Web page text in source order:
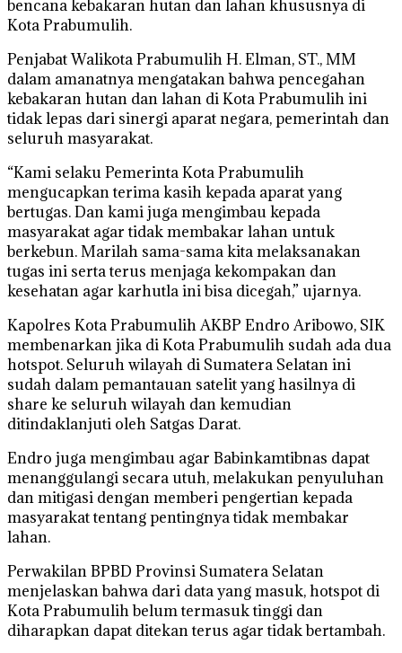
bencana kebakaran hutan dan lahan khususnya di
Kota Prabumulih.
Penjabat Walikota Prabumulih H. Elman, ST., MM
dalam amanatnya mengatakan bahwa pencegahan
kebakaran hutan dan lahan di Kota Prabumulih ini
tidak lepas dari sinergi aparat negara, pemerintah dan
seluruh masyarakat.
“Kami selaku Pemerinta Kota Prabumulih
mengucapkan terima kasih kepada aparat yang
bertugas. Dan kami juga mengimbau kepada
masyarakat agar tidak membakar lahan untuk
berkebun. Marilah sama-sama kita melaksanakan
tugas ini serta terus menjaga kekompakan dan
kesehatan agar karhutla ini bisa dicegah,” ujarnya.
Kapolres Kota Prabumulih AKBP Endro Aribowo, SIK
membenarkan jika di Kota Prabumulih sudah ada dua
hotspot. Seluruh wilayah di Sumatera Selatan ini
sudah dalam pemantauan satelit yang hasilnya di
share ke seluruh wilayah dan kemudian
ditindaklanjuti oleh Satgas Darat.
Endro juga mengimbau agar Babinkamtibnas dapat
menanggulangi secara utuh, melakukan penyuluhan
dan mitigasi dengan memberi pengertian kepada
masyarakat tentang pentingnya tidak membakar
lahan.
Perwakilan BPBD Provinsi Sumatera Selatan
menjelaskan bahwa dari data yang masuk, hotspot di
Kota Prabumulih belum termasuk tinggi dan
diharapkan dapat ditekan terus agar tidak bertambah.